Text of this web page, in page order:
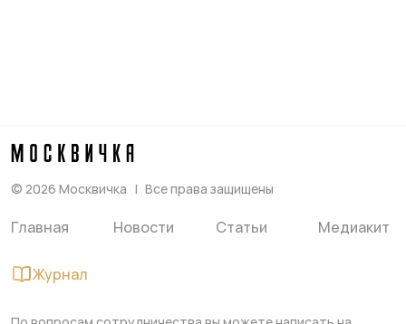
© 2026 Москвичка Все права защищены
Главная Новости Статьи Медиакит
Журнал